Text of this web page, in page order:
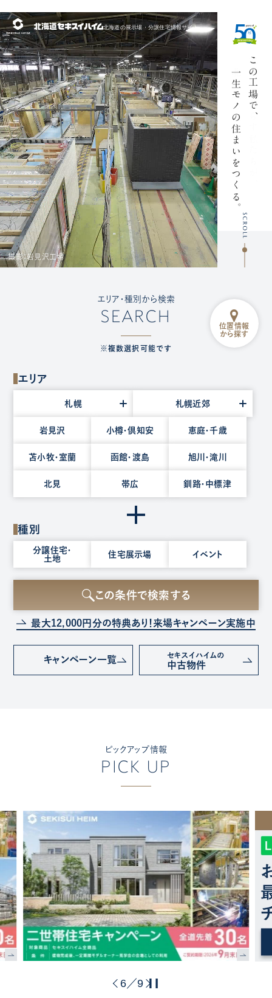
北海道の展示場・分譲住宅情報サイト
える
この工場で、
一生モノの
住まいをつ
くる
。
撮影：岩見沢工場
エリア・種別から検索
SEARCH
※複数選択可能です
位置情報
から探す
エリア
札幌 札幌近郊
岩見沢 小樽・倶知安 恵庭・千歳
苫小牧・室蘭 函館・渡島 旭川・滝川
北見 帯広 釧路・中標津
種別
を
択
分譲住宅・
土地
住宅展示場 イベント
この条件で検索する
最大12,000円分の特典あり！来場キャンペーン実施中
キャンペーン一覧 セキスイハイムの
中古物件
ピックアップ情報
PICK UP
6／9